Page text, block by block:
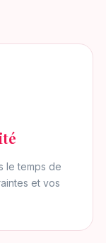
le temps de
et vos